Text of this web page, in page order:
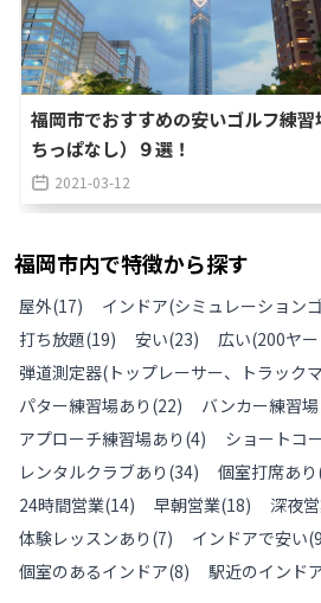
福岡市でおすすめの安いゴルフ練習
ちっぱなし）９選！
2021-03-12
福岡市内で特徴から探す
屋外(17) インドア(シミュレーション
打ち放題(19) 安い(23) 広い(200ヤ
弾道測定器(トップレーサー、トラック
パター練習場あり (22) バンカー練習場
アプローチ練習場あり (4) ショートコ
レンタルクラブあり (34) 個室打席あり
24時間営業(14) 早朝営業(18) 深夜
体験レッスンあり (7) インドアで安い(9
個室のあるインドア(8) 駅近のインド